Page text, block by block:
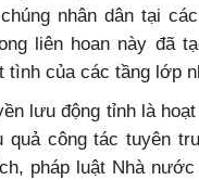
nhân dân tại
liên hoan này đã
của các tầng lớp
lưu động tỉnh là
quả công tác tuyên
pháp luật Nhà